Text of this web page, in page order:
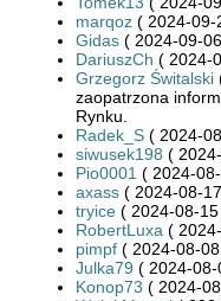
marqoz ( 2024-09-
Gidas ( 2024-09-
DariuszCh ( 2024-
Grzegorz Świtalski
zaopatrzona
Rynku.
Radek_S ( 2024-
siwusek198 (
Pio0001 ( 2024-
axass ( 2024-08-
tryice ( 2024-08-15
RobertLuxa (
pimpf ( 2024-08-
Julka79 ( 2024-08-
Konop73 ( 2024-